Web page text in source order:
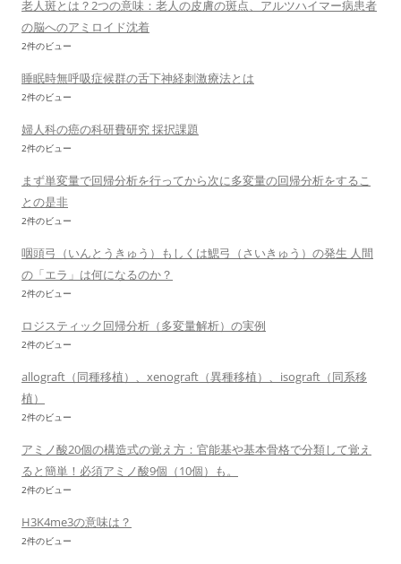
老人斑とは？2つの意味：老人の皮膚の斑点、アルツハイマー病患者
の脳へのアミロイド沈着
2件のビュー
睡眠時無呼吸症候群の舌下神経刺激療法とは
2件のビュー
婦人科の癌の科研費研究 採択課題
2件のビュー
まず単変量で回帰分析を行ってから次に多変量の回帰分析をするこ
との是非
2件のビュー
咽頭弓（いんとうきゅう）もしくは鰓弓（さいきゅう）の発生 人間
の「エラ」は何になるのか？
2件のビュー
ロジスティック回帰分析（多変量解析）の実例
2件のビュー
allograft（同種移植）、xenograft（異種移植）、isograft（同系移
植）
2件のビュー
アミノ酸20個の構造式の覚え方：官能基や基本骨格で分類して覚え
ると簡単！必須アミノ酸9個（10個）も。
2件のビュー
H3K4me3の意味は？
2件のビュー